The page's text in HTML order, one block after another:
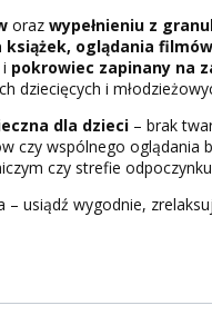
oraz wypełnieniu z
książek, oglądania filmów
i pokrowiec zapinany na
dziecięcych i
dla dzieci– brak
czy wspólnego oglądania
czy strefie
usiądź wygodnie,